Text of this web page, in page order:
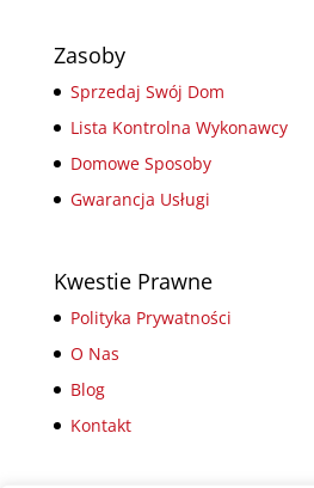
Zasoby
Sprzedaj Swój Dom
Lista Kontrolna Wykonawcy
Domowe Sposoby
Gwarancja Usługi
Kwestie Prawne
Polityka Prywatności
O Nas
Blog
Kontakt